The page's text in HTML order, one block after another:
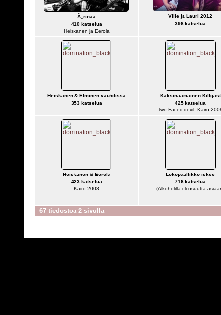
Ã„rinää
410 katselua
Heiskanen ja Eerola
Ville ja Lauri 2012
396 katselua
Heiskanen & Elminen vauhdissa
353 katselua
Kaksinaamainen Killgast
425 katselua
Two-Faced devil, Kairo
Heiskanen & Eerola
423 katselua
Kairo 2008
Lököpäällikkö iskee
716 katselua
(Alkoholilla oli osuutta
67 tiedostoa 2 sivulla